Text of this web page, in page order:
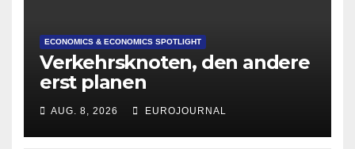
ECONOMICS & ECONOMICS SPOTLIGHT
Verkehrsknoten, den andere
erst planen
AUG. 8, 2026 EUROJOURNAL